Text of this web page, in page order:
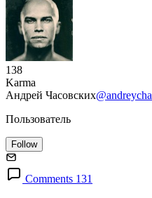
138
Karma
Андрей Часовских@andreycha
Пользователь
Follow
Comments 131